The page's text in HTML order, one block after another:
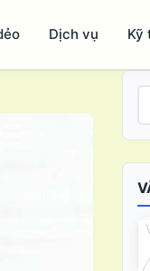
Dịch vụ Kỹ